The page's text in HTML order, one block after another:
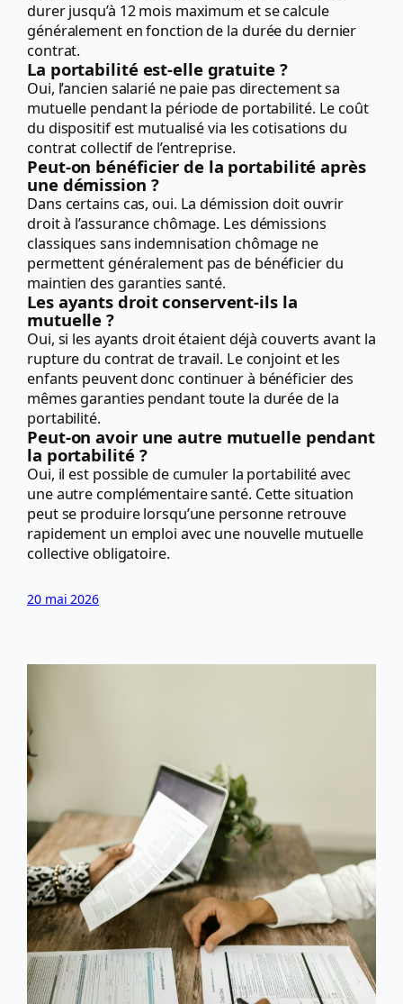
durer jusqu’à 12 mois maximum et se calcule
généralement en fonction de la durée du dernier
contrat.
La portabilité est-elle gratuite ?
Oui, l’ancien salarié ne paie pas directement sa
mutuelle pendant la période de portabilité. Le coût
du dispositif est mutualisé via les cotisations du
contrat collectif de l’entreprise.
Peut-on bénéficier de la portabilité après
une démission ?
Dans certains cas, oui. La démission doit ouvrir
droit à l’assurance chômage. Les démissions
classiques sans indemnisation chômage ne
permettent généralement pas de bénéficier du
maintien des garanties santé.
Les ayants droit conservent-ils la
mutuelle ?
Oui, si les ayants droit étaient déjà couverts avant la
rupture du contrat de travail. Le conjoint et les
enfants peuvent donc continuer à bénéficier des
mêmes garanties pendant toute la durée de la
portabilité.
Peut-on avoir une autre mutuelle pendant
la portabilité ?
Oui, il est possible de cumuler la portabilité avec
une autre complémentaire santé. Cette situation
peut se produire lorsqu’une personne retrouve
rapidement un emploi avec une nouvelle mutuelle
collective obligatoire.
20 mai 2026